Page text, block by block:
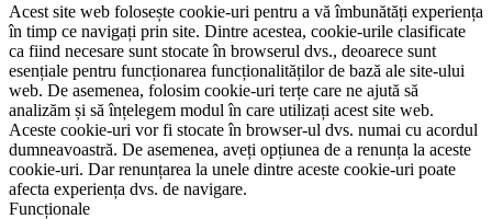
Acest site web folosește cookie-uri pentru a vă îmbunătăți experiența
în timp ce navigați prin site. Dintre acestea, cookie-urile clasificate
ca fiind necesare sunt stocate în browserul dvs., deoarece sunt
esențiale pentru funcționarea funcționalităților de bază ale site-ului
web. De asemenea, folosim cookie-uri terțe care ne ajută să
analizăm și să înțelegem modul în care utilizați acest site web.
Aceste cookie-uri vor fi stocate în browser-ul dvs. numai cu acordul
dumneavoastră. De asemenea, aveți opțiunea de a renunța la aceste
cookie-uri. Dar renunțarea la unele dintre aceste cookie-uri poate
afecta experiența dvs. de navigare.
Funcționale